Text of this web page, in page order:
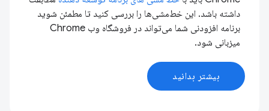
داشته باشد. این خط‌مشی‌ها را بررسی کنید تا مطمئن شوید
برنامه افزودنی شما می‌تواند در فروشگاه وب Chrome
میزبانی شود.
بیشتر بدانید